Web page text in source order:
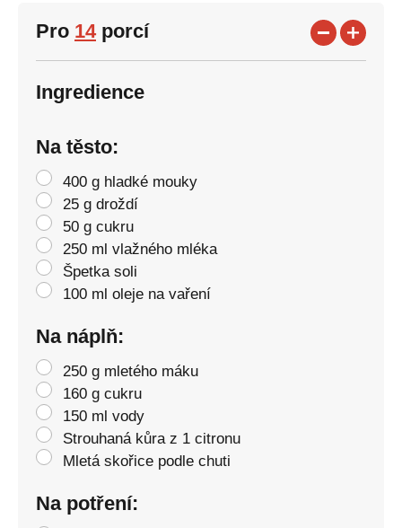
Pro 14porcí
Ingredience
Na těsto:
400 g hladké mouky
25 g droždí
50 g cukru
250 ml vlažného mléka
Špetka soli
100 ml oleje na vaření
Na náplň:
250 g mletého máku
160 g cukru
150 ml vody
Strouhaná kůra z 1 citronu
Mletá skořice podle chuti
Na potření: